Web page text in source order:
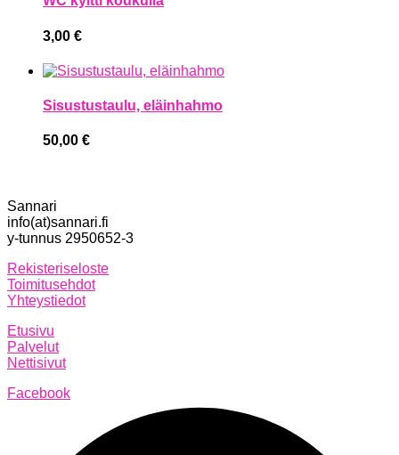
3,00 €
Sisustustaulu, eläinhahmo
50,00 €
Sannari
info(at)sannari.fi
y-tunnus 2950652-3
Rekisteriseloste
Toimitusehdot
Yhteystiedot
Etusivu
Palvelut
Nettisivut
Facebook